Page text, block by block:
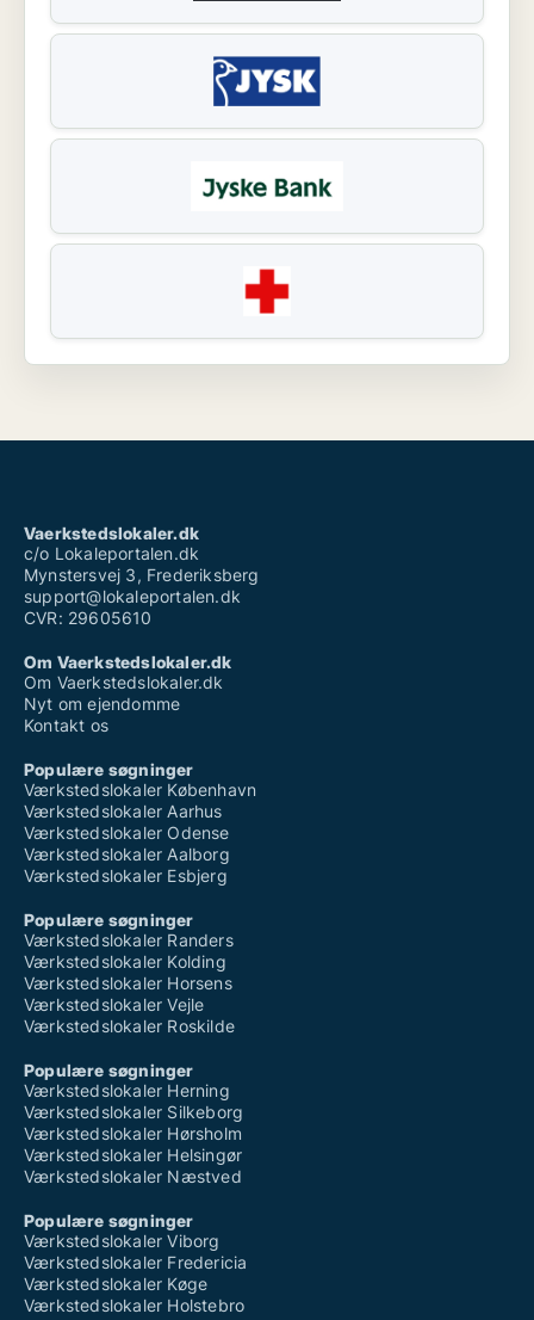
Vaerkstedslokaler.dk
c/o Lokaleportalen.dk
Mynstersvej 3, Frederiksberg
support@lokaleportalen.dk
CVR: 29605610
Om Vaerkstedslokaler.dk
Om Vaerkstedslokaler.dk
Nyt om ejendomme
Kontakt os
Populære søgninger
Værkstedslokaler København
Værkstedslokaler Aarhus
Værkstedslokaler Odense
Værkstedslokaler Aalborg
Værkstedslokaler Esbjerg
Populære søgninger
Værkstedslokaler Randers
Værkstedslokaler Kolding
Værkstedslokaler Horsens
Værkstedslokaler Vejle
Værkstedslokaler Roskilde
Populære søgninger
Værkstedslokaler Herning
Værkstedslokaler Silkeborg
Værkstedslokaler Hørsholm
Værkstedslokaler Helsingør
Værkstedslokaler Næstved
Populære søgninger
Værkstedslokaler Viborg
Værkstedslokaler Fredericia
Værkstedslokaler Køge
Værkstedslokaler Holstebro